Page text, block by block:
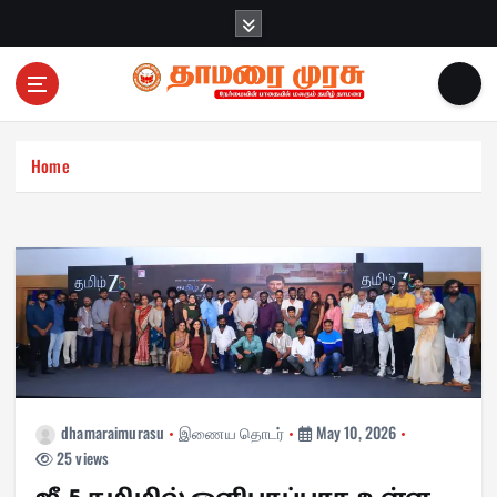
Home
dhamaraimurasu இணைய தொடர்
May 10, 2026
25 views